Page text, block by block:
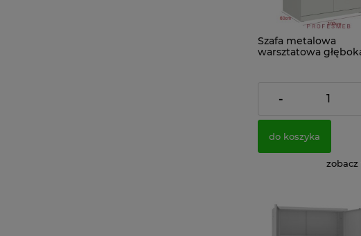
Szafa metalowa
warsztatowa
1 755,00
-
do koszyka